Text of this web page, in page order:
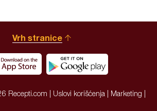
Vrh stranice
Recepti.com | Uslovi korišćenja Marketing